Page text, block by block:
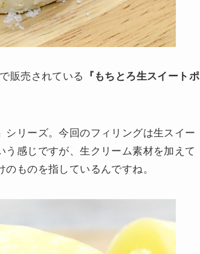
販売されている
『もちとろ生スイートポ
シリーズ。今回のフィリングは生スイー
う感じですが、生クリーム素材を加えて
ものを指しているんですね。